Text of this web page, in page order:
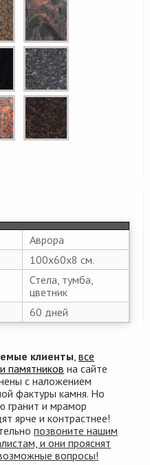
Аврора
100х60х8 см.
Стела, тумба,
цветник
60 дней
клиенты ,все
памятников на сайте
с наложением
фактуры камня. Но
гранит и мрамор
ярче и контрастнее!
позвоните нашим
и они прояснят
вопросы!